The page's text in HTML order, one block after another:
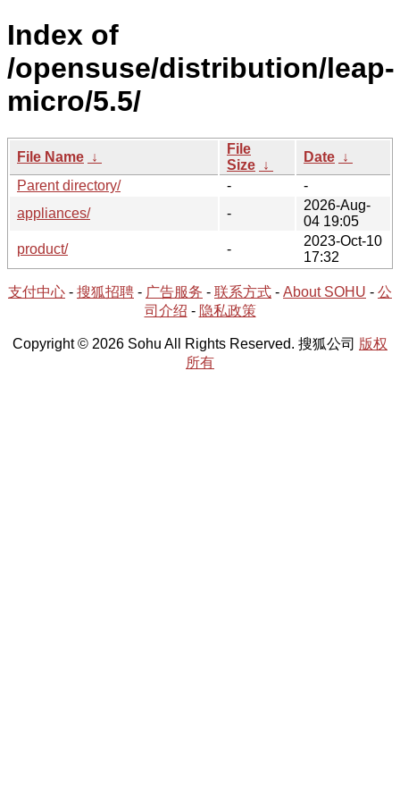
Index of
/opensuse/distribution/leap-
micro/5.5/
File Name ↓
File
Size ↓
Date ↓
Parent directory/
-
-
appliances/
-
2026-Aug-
04 19:05
product/
-
2023-Oct-10
17:32
支付中心 - 搜狐招聘 - 广告服务 - 联系方式 - About SOHU - 公
司介绍 - 隐私政策
Copyright © 2026 Sohu All Rights Reserved. 搜狐公司 版权
所有